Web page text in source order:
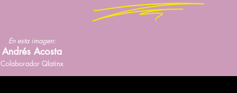
En esta imagen:
Andrés Acosta
Colaborador Qlatinx